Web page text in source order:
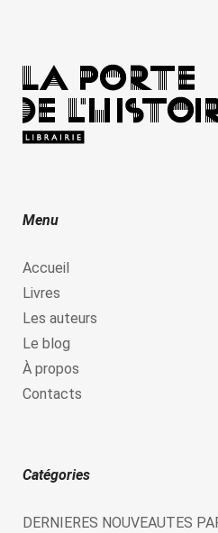
Menu
Accueil
Livres
Les auteurs
Le blog
À propos
Contacts
Catégories
DERNIERES NOUVEAUTES